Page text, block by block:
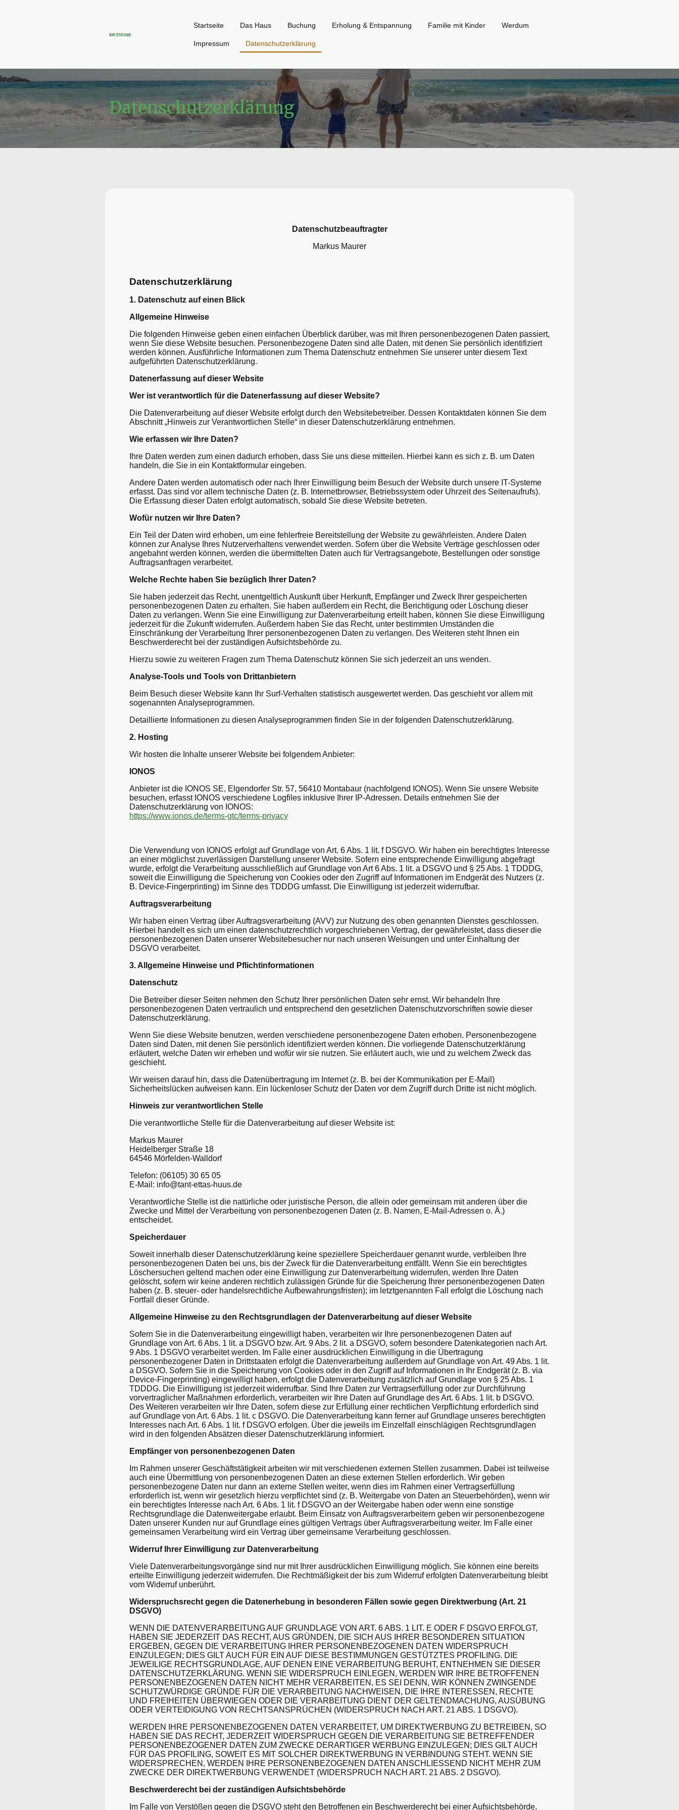
Tant Etta's Huus
Startseite Das Haus Buchung Erholung & Entspannung Familie mit Kinder Werdum
Impressum Datenschutzerklärung
Datenschutzerklärung
Datenschutzbeauftragter
Markus Maurer
Datenschutzerklärung
1. Datenschutz auf einen Blick
Allgemeine Hinweise
Die folgenden Hinweise geben einen einfachen Überblick darüber, was mit Ihren personenbezogenen Daten passiert,
wenn Sie diese Website besuchen. Personenbezogene Daten sind alle Daten, mit denen Sie persönlich identifiziert
werden können. Ausführliche Informationen zum Thema Datenschutz entnehmen Sie unserer unter diesem Text
aufgeführten Datenschutzerklärung.
Datenerfassung auf dieser Website
Wer ist verantwortlich für die Datenerfassung auf dieser Website?
Die Datenverarbeitung auf dieser Website erfolgt durch den Websitebetreiber. Dessen Kontaktdaten können Sie dem
Abschnitt „Hinweis zur Verantwortlichen Stelle“ in dieser Datenschutzerklärung entnehmen.
Wie erfassen wir Ihre Daten?
Ihre Daten werden zum einen dadurch erhoben, dass Sie uns diese mitteilen. Hierbei kann es sich z. B. um Daten
handeln, die Sie in ein Kontaktformular eingeben.
Andere Daten werden automatisch oder nach Ihrer Einwilligung beim Besuch der Website durch unsere IT-Systeme
erfasst. Das sind vor allem technische Daten (z. B. Internetbrowser, Betriebssystem oder Uhrzeit des Seitenaufrufs).
Die Erfassung dieser Daten erfolgt automatisch, sobald Sie diese Website betreten.
Wofür nutzen wir Ihre Daten?
Ein Teil der Daten wird erhoben, um eine fehlerfreie Bereitstellung der Website zu gewährleisten. Andere Daten
können zur Analyse Ihres Nutzerverhaltens verwendet werden. Sofern über die Website Verträge geschlossen oder
angebahnt werden können, werden die übermittelten Daten auch für Vertragsangebote, Bestellungen oder sonstige
Auftragsanfragen verarbeitet.
Welche Rechte haben Sie bezüglich Ihrer Daten?
Sie haben jederzeit das Recht, unentgeltlich Auskunft über Herkunft, Empfänger und Zweck Ihrer gespeicherten
personenbezogenen Daten zu erhalten. Sie haben außerdem ein Recht, die Berichtigung oder Löschung dieser
Daten zu verlangen. Wenn Sie eine Einwilligung zur Datenverarbeitung erteilt haben, können Sie diese Einwilligung
jederzeit für die Zukunft widerrufen. Außerdem haben Sie das Recht, unter bestimmten Umständen die
Einschränkung der Verarbeitung Ihrer personenbezogenen Daten zu verlangen. Des Weiteren steht Ihnen ein
Beschwerderecht bei der zuständigen Aufsichtsbehörde zu.
Hierzu sowie zu weiteren Fragen zum Thema Datenschutz können Sie sich jederzeit an uns wenden.
Analyse-Tools und Tools von Drittanbietern
Beim Besuch dieser Website kann Ihr Surf-Verhalten statistisch ausgewertet werden. Das geschieht vor allem mit
sogenannten Analyseprogrammen.
Detaillierte Informationen zu diesen Analyseprogrammen finden Sie in der folgenden Datenschutzerklärung.
2. Hosting
Wir hosten die Inhalte unserer Website bei folgendem Anbieter:
IONOS
Anbieter ist die IONOS SE, Elgendorfer Str. 57, 56410 Montabaur (nachfolgend IONOS). Wenn Sie unsere Website
besuchen, erfasst IONOS verschiedene Logfiles inklusive Ihrer IP-Adressen. Details entnehmen Sie der
Datenschutzerklärung von IONOS:
https://www.ionos.de/terms-gtc/terms-privacy
Die Verwendung von IONOS erfolgt auf Grundlage von Art. 6 Abs. 1 lit. f DSGVO. Wir haben ein berechtigtes Interesse
an einer möglichst zuverlässigen Darstellung unserer Website. Sofern eine entsprechende Einwilligung abgefragt
wurde, erfolgt die Verarbeitung ausschließlich auf Grundlage von Art 6 Abs. 1 lit. a DSGVO und § 25 Abs. 1 TDDDG,
soweit die Einwilligung die Speicherung von Cookies oder den Zugriff auf Informationen im Endgerät des Nutzers (z.
B. Device-Fingerprinting) im Sinne des TDDDG umfasst. Die Einwilligung ist jederzeit widerrufbar.
Auftragsverarbeitung
Wir haben einen Vertrag über Auftragsverarbeitung (AVV) zur Nutzung des oben genannten Dienstes geschlossen.
Hierbei handelt es sich um einen datenschutzrechtlich vorgeschriebenen Vertrag, der gewährleistet, dass dieser die
personenbezogenen Daten unserer Websitebesucher nur nach unseren Weisungen und unter Einhaltung der
DSGVO verarbeitet.
3. Allgemeine Hinweise und Pflichtinformationen
Datenschutz
Die Betreiber dieser Seiten nehmen den Schutz Ihrer persönlichen Daten sehr ernst. Wir behandeln Ihre
personenbezogenen Daten vertraulich und entsprechend den gesetzlichen Datenschutzvorschriften sowie dieser
Datenschutzerklärung.
Wenn Sie diese Website benutzen, werden verschiedene personenbezogene Daten erhoben. Personenbezogene
Daten sind Daten, mit denen Sie persönlich identifiziert werden können. Die vorliegende Datenschutzerklärung
erläutert, welche Daten wir erheben und wofür wir sie nutzen. Sie erläutert auch, wie und zu welchem Zweck das
geschieht.
Wir weisen darauf hin, dass die Datenübertragung im Internet (z. B. bei der Kommunikation per E-Mail)
Sicherheitslücken aufweisen kann. Ein lückenloser Schutz der Daten vor dem Zugriff durch Dritte ist nicht möglich.
Hinweis zur verantwortlichen Stelle
Die verantwortliche Stelle für die Datenverarbeitung auf dieser Website ist:
Markus Maurer
Heidelberger Straße 18
64546 Mörfelden-Walldorf
Telefon: (06105) 30 65 05
E-Mail: info@tant-ettas-huus.de
Verantwortliche Stelle ist die natürliche oder juristische Person, die allein oder gemeinsam mit anderen über die
Zwecke und Mittel der Verarbeitung von personenbezogenen Daten (z. B. Namen, E-Mail-Adressen o. Ä.)
entscheidet.
Speicherdauer
Soweit innerhalb dieser Datenschutzerklärung keine speziellere Speicherdauer genannt wurde, verbleiben Ihre
personenbezogenen Daten bei uns, bis der Zweck für die Datenverarbeitung entfällt. Wenn Sie ein berechtigtes
Löschersuchen geltend machen oder eine Einwilligung zur Datenverarbeitung widerrufen, werden Ihre Daten
gelöscht, sofern wir keine anderen rechtlich zulässigen Gründe für die Speicherung Ihrer personenbezogenen Daten
haben (z. B. steuer- oder handelsrechtliche Aufbewahrungsfristen); im letztgenannten Fall erfolgt die Löschung nach
Fortfall dieser Gründe.
Allgemeine Hinweise zu den Rechtsgrundlagen der Datenverarbeitung auf dieser Website
Sofern Sie in die Datenverarbeitung eingewilligt haben, verarbeiten wir Ihre personenbezogenen Daten auf
Grundlage von Art. 6 Abs. 1 lit. a DSGVO bzw. Art. 9 Abs. 2 lit. a DSGVO, sofern besondere Datenkategorien nach Art.
9 Abs. 1 DSGVO verarbeitet werden. Im Falle einer ausdrücklichen Einwilligung in die Übertragung
personenbezogener Daten in Drittstaaten erfolgt die Datenverarbeitung außerdem auf Grundlage von Art. 49 Abs. 1 lit.
a DSGVO. Sofern Sie in die Speicherung von Cookies oder in den Zugriff auf Informationen in Ihr Endgerät (z. B. via
Device-Fingerprinting) eingewilligt haben, erfolgt die Datenverarbeitung zusätzlich auf Grundlage von § 25 Abs. 1
TDDDG. Die Einwilligung ist jederzeit widerrufbar. Sind Ihre Daten zur Vertragserfüllung oder zur Durchführung
vorvertraglicher Maßnahmen erforderlich, verarbeiten wir Ihre Daten auf Grundlage des Art. 6 Abs. 1 lit. b DSGVO.
Des Weiteren verarbeiten wir Ihre Daten, sofern diese zur Erfüllung einer rechtlichen Verpflichtung erforderlich sind
auf Grundlage von Art. 6 Abs. 1 lit. c DSGVO. Die Datenverarbeitung kann ferner auf Grundlage unseres berechtigten
Interesses nach Art. 6 Abs. 1 lit. f DSGVO erfolgen. Über die jeweils im Einzelfall einschlägigen Rechtsgrundlagen
wird in den folgenden Absätzen dieser Datenschutzerklärung informiert.
Empfänger von personenbezogenen Daten
Im Rahmen unserer Geschäftstätigkeit arbeiten wir mit verschiedenen externen Stellen zusammen. Dabei ist teilweise
auch eine Übermittlung von personenbezogenen Daten an diese externen Stellen erforderlich. Wir geben
personenbezogene Daten nur dann an externe Stellen weiter, wenn dies im Rahmen einer Vertragserfüllung
erforderlich ist, wenn wir gesetzlich hierzu verpflichtet sind (z. B. Weitergabe von Daten an Steuerbehörden), wenn wir
ein berechtigtes Interesse nach Art. 6 Abs. 1 lit. f DSGVO an der Weitergabe haben oder wenn eine sonstige
Rechtsgrundlage die Datenweitergabe erlaubt. Beim Einsatz von Auftragsverarbeitern geben wir personenbezogene
Daten unserer Kunden nur auf Grundlage eines gültigen Vertrags über Auftragsverarbeitung weiter. Im Falle einer
gemeinsamen Verarbeitung wird ein Vertrag über gemeinsame Verarbeitung geschlossen.
Widerruf Ihrer Einwilligung zur Datenverarbeitung
Viele Datenverarbeitungsvorgänge sind nur mit Ihrer ausdrücklichen Einwilligung möglich. Sie können eine bereits
erteilte Einwilligung jederzeit widerrufen. Die Rechtmäßigkeit der bis zum Widerruf erfolgten Datenverarbeitung bleibt
vom Widerruf unberührt.
Widerspruchsrecht gegen die Datenerhebung in besonderen Fällen sowie gegen Direktwerbung (Art. 21
DSGVO)
WENN DIE DATENVERARBEITUNG AUF GRUNDLAGE VON ART. 6 ABS. 1 LIT. E ODER F DSGVO ERFOLGT,
HABEN SIE JEDERZEIT DAS RECHT, AUS GRÜNDEN, DIE SICH AUS IHRER BESONDEREN SITUATION
ERGEBEN, GEGEN DIE VERARBEITUNG IHRER PERSONENBEZOGENEN DATEN WIDERSPRUCH
EINZULEGEN; DIES GILT AUCH FÜR EIN AUF DIESE BESTIMMUNGEN GESTÜTZTES PROFILING. DIE
JEWEILIGE RECHTSGRUNDLAGE, AUF DENEN EINE VERARBEITUNG BERUHT, ENTNEHMEN SIE DIESER
DATENSCHUTZERKLÄRUNG. WENN SIE WIDERSPRUCH EINLEGEN, WERDEN WIR IHRE BETROFFENEN
PERSONENBEZOGENEN DATEN NICHT MEHR VERARBEITEN, ES SEI DENN, WIR KÖNNEN ZWINGENDE
SCHUTZWÜRDIGE GRÜNDE FÜR DIE VERARBEITUNG NACHWEISEN, DIE IHRE INTERESSEN, RECHTE
UND FREIHEITEN ÜBERWIEGEN ODER DIE VERARBEITUNG DIENT DER GELTENDMACHUNG, AUSÜBUNG
ODER VERTEIDIGUNG VON RECHTSANSPRÜCHEN (WIDERSPRUCH NACH ART. 21 ABS. 1 DSGVO).
WERDEN IHRE PERSONENBEZOGENEN DATEN VERARBEITET, UM DIREKTWERBUNG ZU BETREIBEN, SO
HABEN SIE DAS RECHT, JEDERZEIT WIDERSPRUCH GEGEN DIE VERARBEITUNG SIE BETREFFENDER
PERSONENBEZOGENER DATEN ZUM ZWECKE DERARTIGER WERBUNG EINZULEGEN; DIES GILT AUCH
FÜR DAS PROFILING, SOWEIT ES MIT SOLCHER DIREKTWERBUNG IN VERBINDUNG STEHT. WENN SIE
WIDERSPRECHEN, WERDEN IHRE PERSONENBEZOGENEN DATEN ANSCHLIESSEND NICHT MEHR ZUM
ZWECKE DER DIREKTWERBUNG VERWENDET (WIDERSPRUCH NACH ART. 21 ABS. 2 DSGVO).
Beschwerderecht bei der zuständigen Aufsichtsbehörde
Im Falle von Verstößen gegen die DSGVO steht den Betroffenen ein Beschwerderecht bei einer Aufsichtsbehörde,